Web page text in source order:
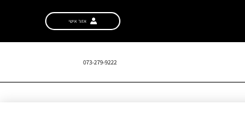
אזור אישי
073-279-9222